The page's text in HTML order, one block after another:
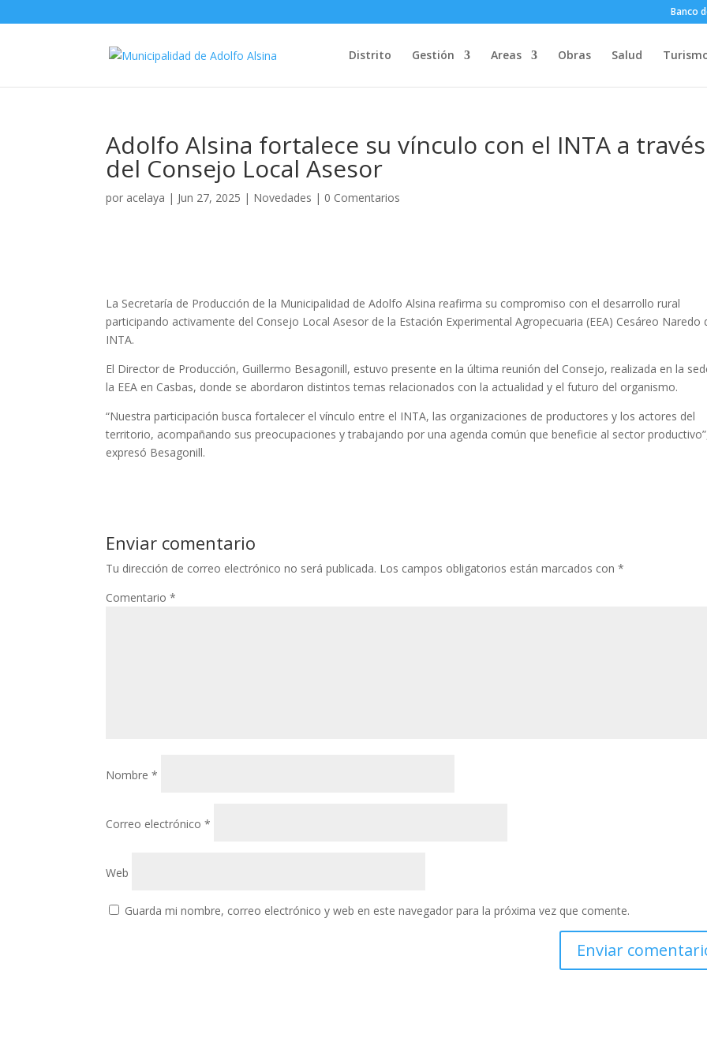
Banco
Distrito Gestión Areas Obras Salud
Adolfo Alsina fortalece su vínculo con el INTA a través
del Consejo Local Asesor
por acelaya | Jun 27, 2025 | Novedades | 0 Comentarios
La Secretaría de Producción de la Municipalidad de Adolfo Alsina reafirma su compromiso con el desarrollo rural
participando activamente del Consejo Local Asesor de la Estación Experimental Agropecuaria (EEA) Cesáreo Naredo
INTA.
El Director de Producción, Guillermo Besagonill, estuvo presente en la última reunión del Consejo, realizada en la
la EEA en Casbas, donde se abordaron distintos temas relacionados con la actualidad y el futuro del organismo.
“Nuestra participación busca fortalecer el vínculo entre el INTA, las organizaciones de productores y los actores del
territorio, acompañando sus preocupaciones y trabajando por una agenda común que beneficie al sector
expresó Besagonill.
Enviar comentario
Tu dirección de correo electrónico no será publicada. Los campos obligatorios están marcados con*
Comentario*
Nombre*
Correo electrónico*
Web
Guarda mi nombre, correo electrónico y web en este navegador para la próxima vez que comente.